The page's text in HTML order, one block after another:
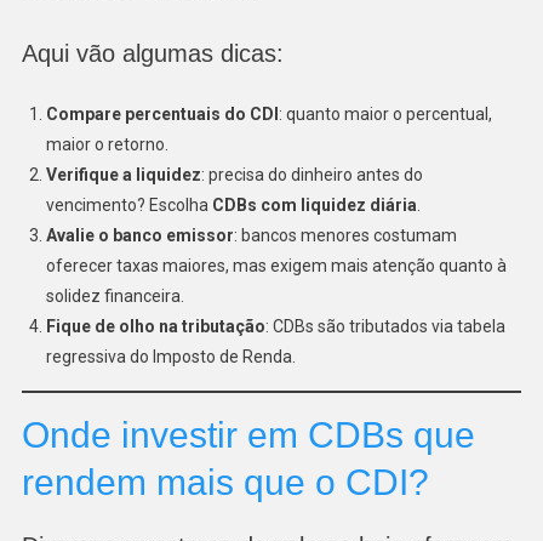
Aqui vão algumas dicas:
Compare percentuais do CDI : quanto maior o percentual,
maior o retorno.
Verifique a liquidez: precisa do dinheiro antes do
vencimento? Escolha CDBs com liquidez diária
Avalie o banco emissor: bancos menores costumam
oferecer taxas maiores, mas exigem mais atenção quanto à
solidez financeira.
Fique de olho na tributação: CDBs são tributados via tabela
regressiva do Imposto de Renda.
Onde investir em CDBs que
rendem mais que o CDI?